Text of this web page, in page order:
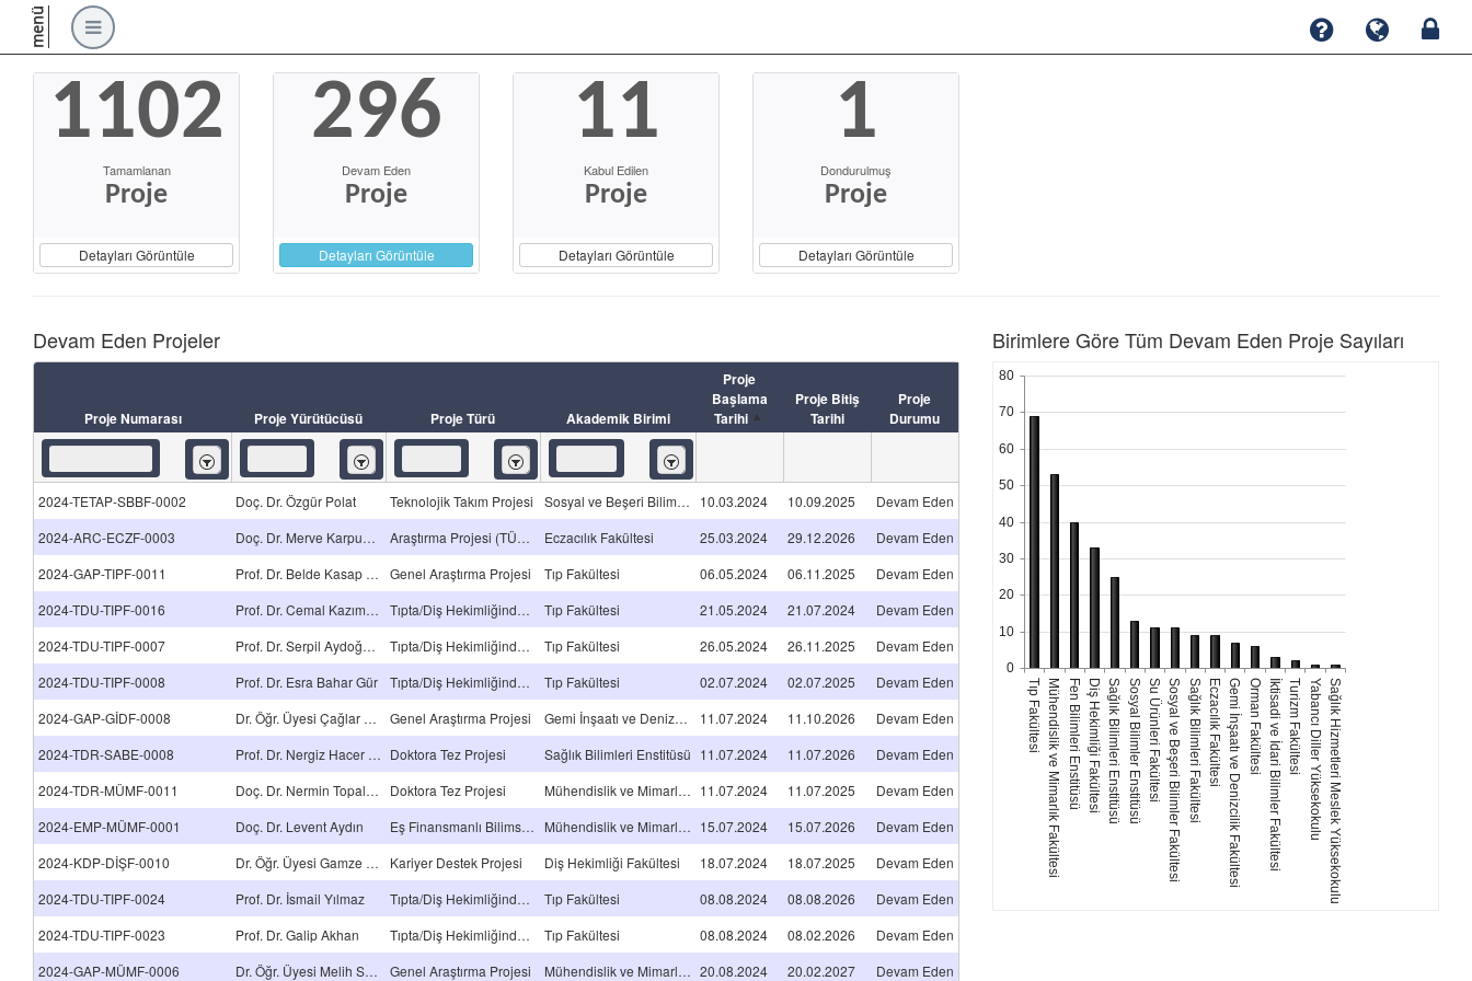
menü
1102
Tamamlanan
Proje
Detayları Görüntüle
296
Devam Eden
Proje
Detayları Görüntüle
11
Kabul Edilen
Proje
Detayları Görüntüle
1
Dondurulmuş
Proje
Detayları Görüntüle
Devam Eden Projeler
Proje Numarası Proje Yürütücüsü Proje Türü Akademik Birimi
Proje
Başlama
Tarihi
Proje Bitiş
Tarihi
Proje
Durumu
İçeren İçeren İçeren İçeren
2024-TETAP-SBBF-0002 Doç. Dr. Özgür Polat Teknolojik Takım Projesi Sosyal ve Beşeri Bilimler Fakültesi 10.03.2024 10.09.2025
Devam Eden
2024-ARC-ECZF-0003
Doç. Dr. Merve Karpuz Ağrıdağ Araştırma Projesi (TÜBİTAK-C) Eczacılık Fakültesi 25.03.2024 29.12.2026
Devam Eden
2024-GAP-TIPF-0011
Prof. Dr. Belde Kasap Demir Genel Araştırma Projesi Tıp Fakültesi 06.05.2024 06.11.2025
Devam Eden
2024-TDU-TIPF-0016
Prof. Dr. Cemal Kazımoğlu Tıpta/Diş Hekimliğinde Uzmanlık Tez Projesi Tıp Fakültesi 21.05.2024 21.07.2024
Devam Eden
2024-TDU-TIPF-0007
Prof. Dr. Serpil Aydoğmuş Tıpta/Diş Hekimliğinde Uzmanlık Tez Projesi Tıp Fakültesi 26.05.2024 26.11.2025
Devam Eden
2024-TDU-TIPF-0008
Prof. Dr. Esra Bahar Gür Tıpta/Diş Hekimliğinde Uzmanlık Tez Projesi Tıp Fakültesi 02.07.2024 02.07.2025
Devam Eden
2024-GAP-GİDF-0008
Dr. Öğr. Üyesi Çağlar Dere Genel Araştırma Projesi Gemi İnşaatı ve Denizcilik Fakültesi 11.07.2024 11.10.2026
Devam Eden
2024-TDR-SABE-0008
Prof. Dr. Nergiz Hacer Turgut Doktora Tez Projesi Sağlık Bilimleri Enstitüsü 11.07.2024 11.07.2026
Devam Eden
2024-TDR-MÜMF-0011
Doç. Dr. Nermin Topaloğlu Avşar Doktora Tez Projesi Mühendislik ve Mimarlık Fakültesi 11.07.2024 11.07.2025
Devam Eden
2024-EMP-MÜMF-0001
Doç. Dr. Levent Aydın Eş Finansmanlı Bilimsel Araştırma Projeleri Mühendislik ve Mimarlık Fakültesi 15.07.2024 15.07.2026
Devam Eden
2024-KDP-DİŞF-0010
Dr. Öğr. Üyesi Gamze Er Karaoğlu Kariyer Destek Projesi Diş Hekimliği Fakültesi 18.07.2024 18.07.2025
Devam Eden
2024-TDU-TIPF-0024
Prof. Dr. İsmail Yılmaz Tıpta/Diş Hekimliğinde Uzmanlık Tez Projesi Tıp Fakültesi 08.08.2024 08.08.2026
Devam Eden
2024-TDU-TIPF-0023
Prof. Dr. Galip Akhan Tıpta/Diş Hekimliğinde Uzmanlık Tez Projesi Tıp Fakültesi 08.08.2024 08.02.2026
Devam Eden
2024-GAP-MÜMF-0006
Dr. Öğr. Üyesi Melih Savran Genel Araştırma Projesi Mühendislik ve Mimarlık Fakültesi 20.08.2024 20.02.2027 Devam Eden
Birimlere Göre Tüm Devam Eden Proje Sayıları
Tıp FakültesiMühendislik ve Mimarlık FakültesiFen Bilimleri EnstitüsüDiş Hekimliği FakültesiSağlık Bilimleri EnstitüsüSosyal Bilimler EnstitüsüSu Ürünleri FakültesiSosyal ve Beşeri Bilimler FakültesiSağlık Bilimleri FakültesiEczacılık FakültesiGemi İnşaatı ve Denizcilik FakültesiOrman Fakültesiİktisadi ve İdari Bilimler FakültesiTurizm FakültesiYabancı Diller YüksekokuluSağlık Hizmetleri Meslek Yüksekokulu
0
10
20
30
40
50
60
70
80